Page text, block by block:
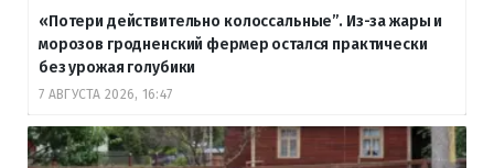
«Потери действительно колоссальные”. Из-за жары и
морозов гродненский фермер остался практически
без урожая голубики
7 АВГУСТА 2026, 16:47